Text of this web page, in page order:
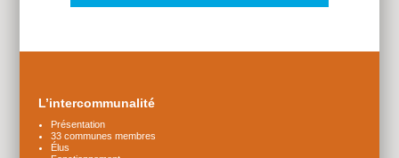
L’intercommunalité
Présentation
33 communes membres
Élus